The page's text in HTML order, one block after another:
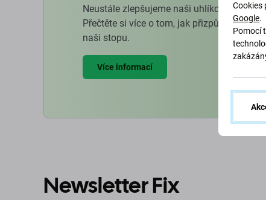
Neustále zlepšujeme naši uhlíkovou
Přečtěte si více o tom, jak přizpůsobujeme
naši stopu.
Více informací
Newsletter Fix
Cookies
Google.
Pomocí